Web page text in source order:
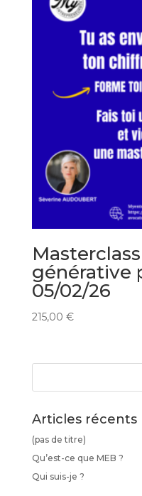
générative
05/02/26
215,00 €
Articles récents
(pas de titre)
Qu’est-ce que MEB ?
Qui suis-je ?